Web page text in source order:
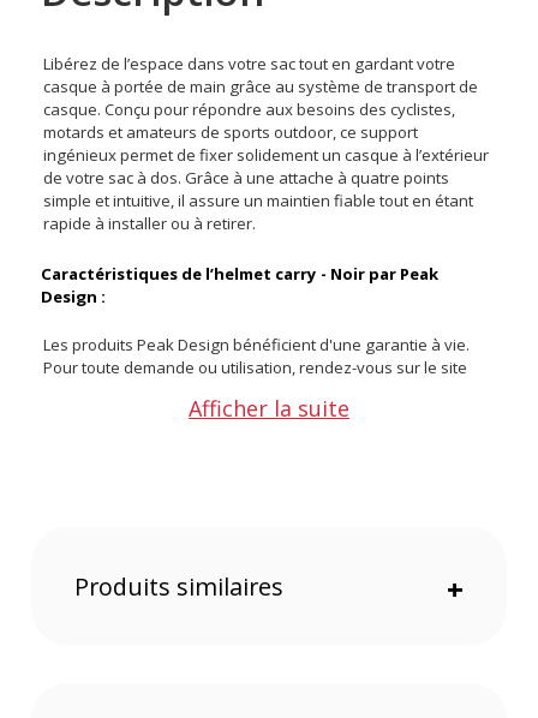
Libérez de l’espace dans votre sac tout en gardant votre
casque à portée de main grâce au système de transport de
casque. Conçu pour répondre aux besoins des cyclistes,
motards et amateurs de sports outdoor, ce support
ingénieux permet de fixer solidement un casque à l’extérieur
de votre sac à dos. Grâce à une attache à quatre points
simple et intuitive, il assure un maintien fiable tout en étant
rapide à installer ou à retirer.
Caractéristiques de l’helmet carry - Noir par Peak
Design :
Les produits Peak Design bénéficient d'une garantie à vie.
Pour toute demande ou utilisation, rendez-vous sur le site
CONTENU DU CARTON
Afficher la suite
Produits similaires +